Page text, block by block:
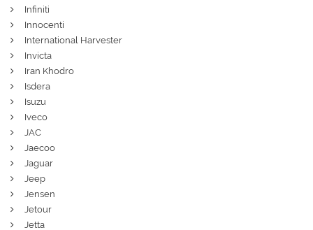
Infiniti
Innocenti
International Harvester
Invicta
Iran Khodro
Isdera
Isuzu
Iveco
JAC
Jaecoo
Jaguar
Jeep
Jensen
Jetour
Jetta